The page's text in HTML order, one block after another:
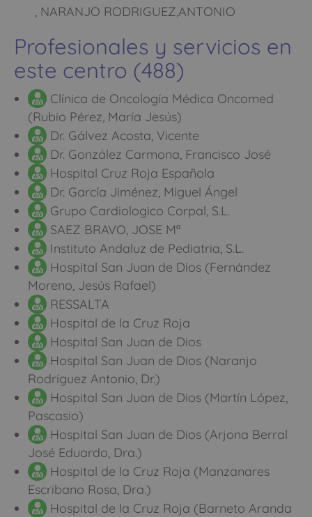
, NARANJO RODRIGUEZ,ANTONIO
Profesionales y servicios en
este centro (488)
Clínica de Oncología Médica Oncomed
(Rubio Pérez, María Jesús)
Dr. Gálvez Acosta, Vicente
Dr. González Carmona, Francisco José
Hospital Cruz Roja Española
Dr. García Jiménez, Miguel Ángel
Grupo Cardiologico Corpal, S.L.
SAEZ BRAVO, JOSE Mª
Instituto Andaluz de Pediatria, S.L.
Hospital San Juan de Dios (Fernández
Moreno, Jesús Rafael)
RESSALTA
Hospital de la Cruz Roja
Hospital San Juan de Dios
Hospital San Juan de Dios (Naranjo
Rodríguez Antonio, Dr.)
Hospital San Juan de Dios (Martín López,
Pascasio)
Hospital San Juan de Dios (Arjona Berral
José Eduardo, Dra.)
Hospital de la Cruz Roja (Manzanares
Escribano Rosa, Dra.)
Hospital de la Cruz Roja (Barneto Aranda